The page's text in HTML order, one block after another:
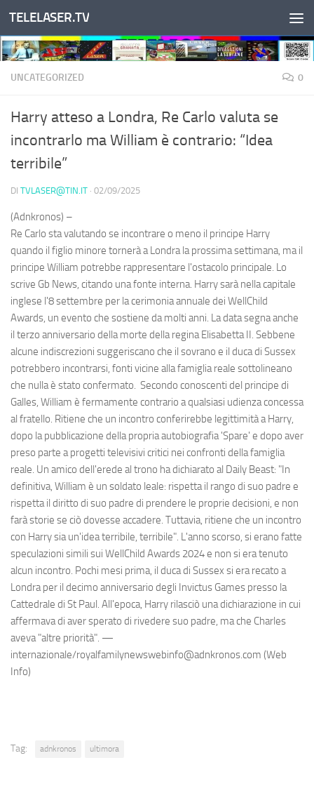
Salta al contenuto
TELELASER.TV
UNCATEGORIZED 0
Harry atteso a Londra, Re Carlo valuta se
incontrarlo ma William è contrario: “Idea
terribile”
DI TVLASER@TIN.IT · 02/09/2025
(Adnkronos) –
Re Carlo sta valutando se incontrare o meno il principe Harry
quando il figlio minore tornerà a Londra la prossima settimana, ma il
principe William potrebbe rappresentare l'ostacolo principale. Lo
scrive Gb News, citando una fonte interna. Harry sarà nella capitale
inglese l'8 settembre per la cerimonia annuale dei WellChild
Awards, un evento che sostiene da molti anni. La data segna anche
il terzo anniversario della morte della regina Elisabetta II. Sebbene
alcune indiscrezioni suggeriscano che il sovrano e il duca di Sussex
potrebbero incontrarsi, fonti vicine alla famiglia reale sottolineano
che nulla è stato confermato. Secondo conoscenti del principe di
Galles, William è fermamente contrario a qualsiasi udienza concessa
al fratello. Ritiene che un incontro conferirebbe legittimità a Harry,
dopo la pubblicazione della propria autobiografia 'Spare' e dopo aver
preso parte a progetti televisivi critici nei confronti della famiglia
reale. Un amico dell'erede al trono ha dichiarato al Daily Beast: "In
definitiva, William è un soldato leale: rispetta il rango di suo padre e
rispetta il diritto di suo padre di prendere le proprie decisioni, e non
farà storie se ciò dovesse accadere. Tuttavia, ritiene che un incontro
con Harry sia un'idea terribile, terribile". L'anno scorso, si erano fatte
speculazioni simili sui WellChild Awards 2024 e non si era tenuto
alcun incontro. Pochi mesi prima, il duca di Sussex si era recato a
Londra per il decimo anniversario degli Invictus Games presso la
Cattedrale di St Paul. All'epoca, Harry rilasciò una dichiarazione in cui
affermava di aver sperato di rivedere suo padre, ma che Charles
aveva "altre priorità". —
internazionale/royalfamilynewswebinfo@adnkronos.com (Web
Info)
Tag: adnkronos ultimora